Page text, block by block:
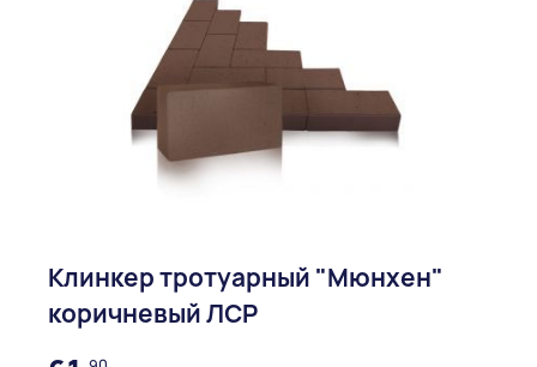
Клинкер тротуарный "Мюнхен"
коричневый ЛСР